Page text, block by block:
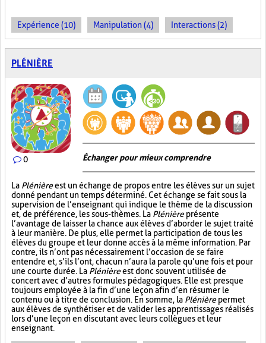
Expérience (10) Manipulation (4) Interactions (2)
PLÉNIÈRE
0 Échanger pour mieux comprendre
La Plénièreest un échange de propos entre les élèves sur un sujet
donné pendant un temps déterminé. Cet échange se fait sous la
supervision de l’enseignant qui indique le thème de la discussion
et, de préférence, les sous-thèmes. La Plénièreprésente
l’avantage de laisser la chance aux élèves d’aborder le sujet traité
à leur manière. De plus, elle permet la participation de tous les
élèves du groupe et leur donne accès à la même information. Par
contre, ils n’ont pas nécessairement l’occasion de se faire
entendre et, s’ils l’ont, chacun n’aura la parole qu’une fois et pour
une courte durée. La Plénièreest donc souvent utilisée de
concert avec d’autres formules pédagogiques. Elle est presque
toujours employée à la fin d’une leçon afin d’en résumer le
contenu ou à titre de conclusion. En somme, la Plénièrepermet
aux élèves de synthétiser et de valider les apprentissages réalisés
lors d’une leçon en discutant avec leurs collègues et leur
enseignant.